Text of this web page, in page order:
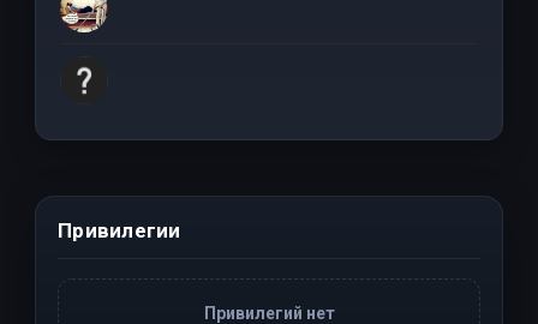
Привилегии
Привилегий нет